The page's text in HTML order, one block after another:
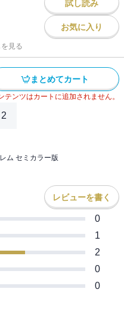
試し読み
お気に入り
見る
まとめてカート
ンツはカートに追加されません。
2
ム セミカラー版
レビューを書く
0
1
2
0
0